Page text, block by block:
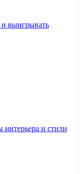
и выигрывать
и стили